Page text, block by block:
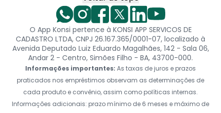
O App Konsi pertence à KONSI APP SERVICOS DE
CADASTRO LTDA, CNPJ 26.167.365/0001-07, localizado à
Avenida Deputado Luiz Eduardo Magalhães, 142 - Sala 06,
Andar 2 - Centro, Simões Filho - BA, 43700-000.
Informações importantes: As taxas de juros e prazos
praticados nos empréstimos observam as determinações de
cada produto e convênio, assim como políticas internas.
Informações adicionais: prazo mínimo de 6 meses e máximo de